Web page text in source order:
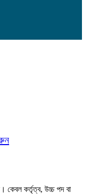
কেবল কর্তৃত্ব, উচ্চ পদ বা